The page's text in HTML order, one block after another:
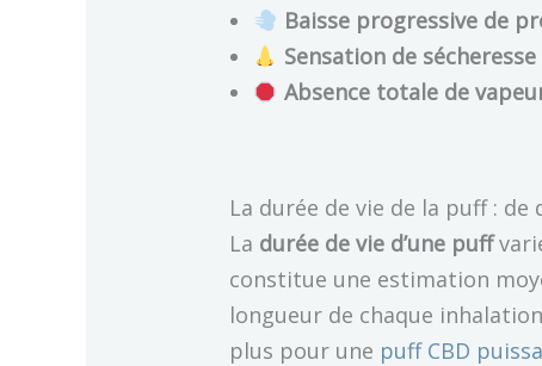
Baisse progressive de
Sensation de
Absence totale de
La durée de vie de la puff :
La durée de vie d’une puff
constitue une estimation
longueur de chaque
plus pour une puff CBD